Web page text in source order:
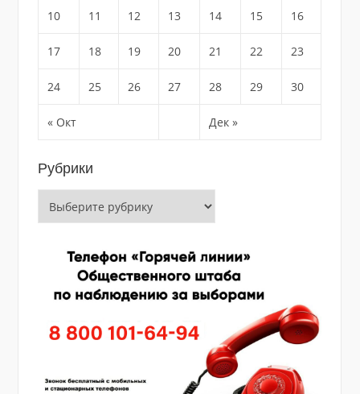
« Окт Дек »
10 11 12 13 14 15 16
17 18 19 20 21 22 23
24 25 26 27 28 29 30
Рубрики